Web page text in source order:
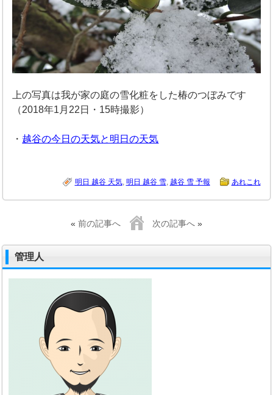
上の写真は我が家の庭の雪化粧をした椿のつぼみです
（2018年1月22日・15時撮影）
・ 越谷の今日の天気と明日の天気
明日 越谷 天気, 明日 越谷 雪, 越谷 雪 予報 あれこれ
« 前の記事へ 次の記事へ »
管理人